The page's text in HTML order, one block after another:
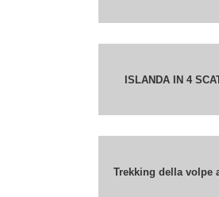
ISLANDA IN 4
Trekking della volpe